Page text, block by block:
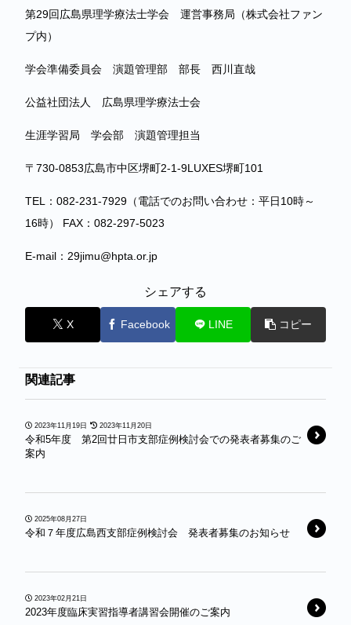
第29回広島県理学療法士学会 運営事務局（株式会社ファン
プ内）
学会準備委員会 演題管理部 部長 西川直哉
公益社団法人 広島県理学療法士会
生涯学習局 学会部 演題管理担当
〒730-0853広島市中区堺町2-1-9LUXES堺町101
TEL：082-231-7929（電話でのお問い合わせ：平日10時～
16時） FAX：082‐297‐5023
E-mail：29jimu@hpta.or.jp
シェアする
X Facebook LINE コピー
関連記事
2023年11月19日 2023年11月20日
令和5年度 第2回廿日市支部症例検討会での発表者募集のご
案内
2025年08月27日
令和７年度広島西支部症例検討会 発表者募集のお知らせ
2023年02月21日
2023年度臨床実習指導者講習会開催のご案内